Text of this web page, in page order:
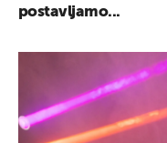
postavljamo...